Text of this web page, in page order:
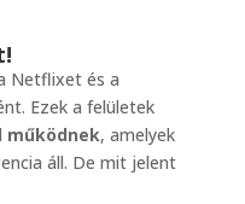
Netflixet és a
Ezek a felületek
működnek, amelyek
áll. De mit jelent